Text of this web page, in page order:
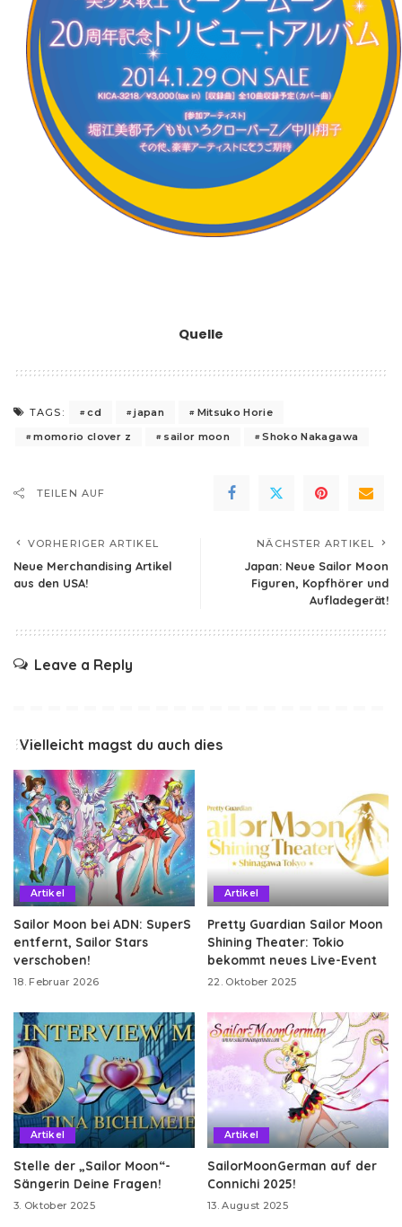
Quelle
TAGS: cd japan
Mitsuko Horie
momorio clover z
sailor moon Shoko Nakagawa
TEILEN AUF
VORHERIGER ARTIKEL
Neue Merchandising Artikel
aus den USA!
NÄCHSTER ARTIKEL
Japan: Neue Sailor Moon
Figuren, Kopfhörer und
Aufladegerät!
Leave a Reply
Vielleicht magst du auch dies
Artikel
Sailor Moon bei ADN: SuperS
entfernt, Sailor Stars
verschoben!
18. Februar 2026
Artikel
Pretty Guardian Sailor Moon
Shining Theater: Tokio
bekommt neues Live-Event
22. Oktober 2025
Artikel
Stelle der „Sailor Moon“-
Sängerin Deine Fragen!
3. Oktober 2025
Artikel
SailorMoonGerman auf der
Connichi 2025!
13. August 2025